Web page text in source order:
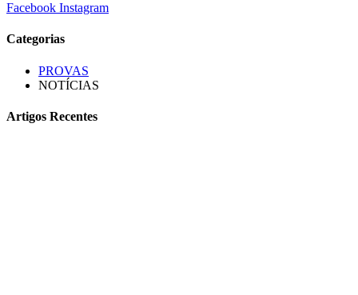
Facebook Instagram
Categorias
PROVAS
NOTÍCIAS
Artigos Recentes